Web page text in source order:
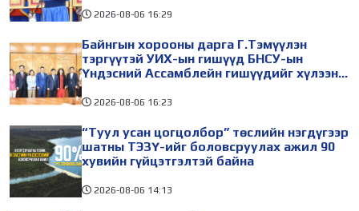
2026-08-06 16:29
Байнгын хорооны дарга Г.Тэмүүлэн
тэргүүтэй УИХ-ын гишүүд БНСУ-ын
Үндэсний Ассамблейн гишүүдийг хүлээн
2026-08-06 16:23
“Туул усан цогцолбор” төслийн нэгдүгээр
шатны ТЭЗҮ-ийг боловсруулах ажил 90
хувийн гүйцэтгэлтэй байна
2026-08-06 14:13